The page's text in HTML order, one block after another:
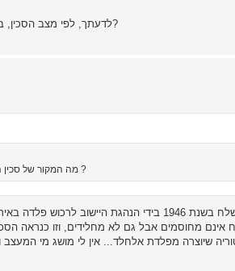
לדעתך, לפי מצב הסכין, במידה והיא מקורית והכל, מה ערכה כיום?
מה המקור של סכין הפלמ"ח? מהיכן שאב את העיצוב ?
הסכין יוצרה בבית מלאכה למתכת בדרום ת"א ע"י אדם בשם קראוס. הוא נשלח
סכין הפלמ"ח אינם מחוסמים אבל גם לא מחלידים, וזו